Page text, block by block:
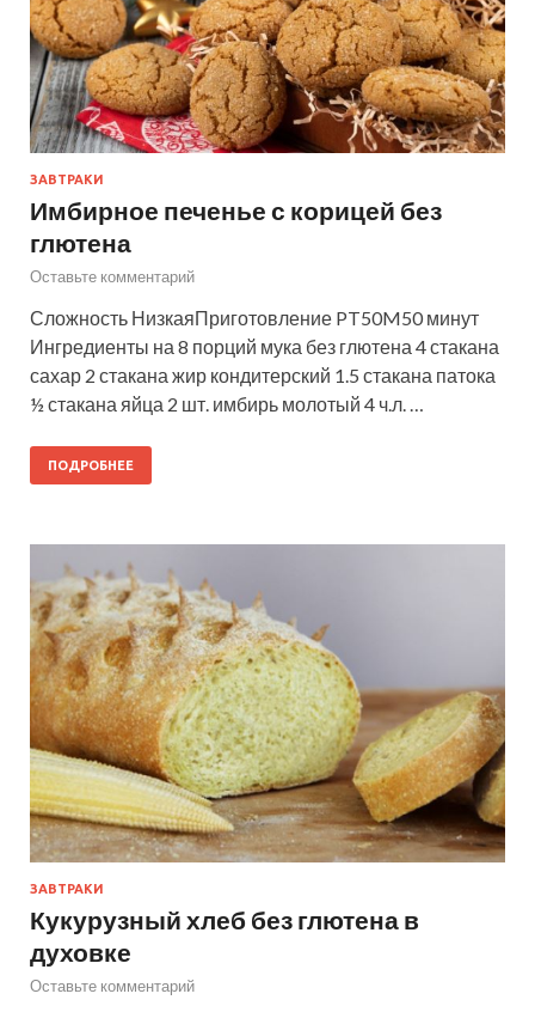
ЗАВТРАКИ
Имбирное печенье с корицей без
глютена
Оставьте комментарий
Сложность НизкаяПриготовление PT50M50 минут
Ингредиенты на 8 порций мука без глютена 4 стакана
сахар 2 стакана жир кондитерский 1.5 стакана патока
½ стакана яйца 2 шт. имбирь молотый 4 ч.л. …
ПОДРОБНЕЕ
ЗАВТРАКИ
Кукурузный хлеб без глютена в
духовке
Оставьте комментарий